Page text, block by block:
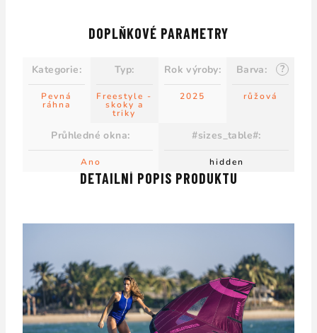
DETAILNÍ POPIS PRODUKTU
DOPLŇKOVÉ PARAMETRY
Kategorie:
Pevná
ráhna
Typ:
Freestyle -
skoky a
triky
Rok výroby:
2025
?
Barva:
růžová
Průhledné okna:
Ano
#sizes_table#:
hidden